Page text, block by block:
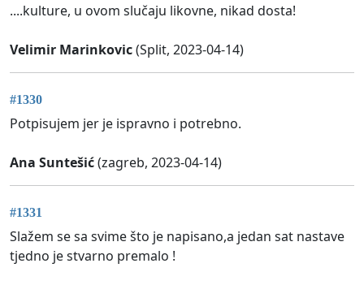
....kulture, u ovom slučaju likovne, nikad dosta!
Velimir Marinkovic(Split, 2023-04-14)
#1330
Potpisujem jer je ispravno i potrebno.
Ana Suntešić(zagreb, 2023-04-14)
#1331
Slažem se sa svime što je napisano,a jedan sat nastave
tjedno je stvarno premalo !